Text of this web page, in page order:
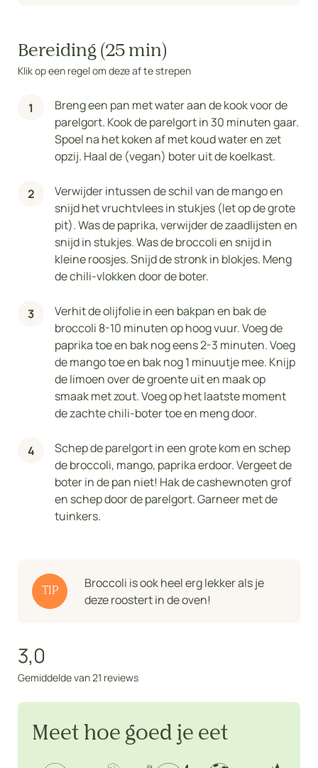
Bereiding (25 min)
Klik op een regel om deze af te strepen
Breng een pan met water aan de kook voor de
parelgort. Kook de parelgort in 30 minuten gaar.
Spoel na het koken af met koud water en zet
opzij. Haal de (vegan) boter uit de koelkast.
Verwijder intussen de schil van de mango en
snijd het vruchtvlees in stukjes (let op de grote
pit). Was de paprika, verwijder de zaadlijsten en
snijd in stukjes. Was de broccoli en snijd in
kleine roosjes. Snijd de stronk in blokjes. Meng
de chili-vlokken door de boter.
Verhit de olijfolie in een bakpan en bak de
broccoli 8-10 minuten op hoog vuur. Voeg de
paprika toe en bak nog eens 2-3 minuten. Voeg
de mango toe en bak nog 1 minuutje mee. Knijp
de limoen over de groente uit en maak op
smaak met zout. Voeg op het laatste moment
de zachte chili-boter toe en meng door.
Schep de parelgort in een grote kom en schep
de broccoli, mango, paprika erdoor. Vergeet de
boter in de pan niet! Hak de cashewnoten grof
en schep door de parelgort. Garneer met de
tuinkers.
TIP
Broccoli is ook heel erg lekker als je
deze roostert in de oven!
3,0
Gemiddelde van 21 reviews
Meet hoe goed je eet